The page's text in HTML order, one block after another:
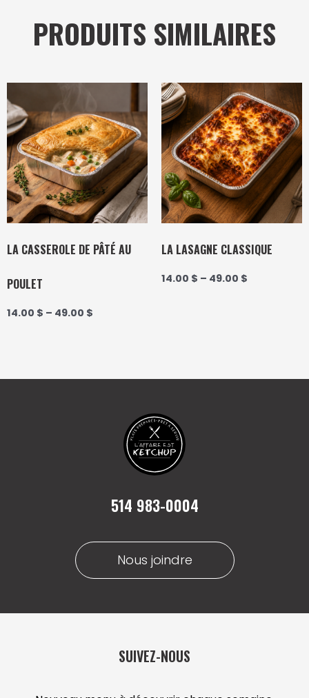
PRODUITS SIMILAIRES
LA CASSEROLE DE PÂTÉ AU
POULET
14.00 $ – 49.00 $
LA LASAGNE CLASSIQUE
14.00 $ – 49.00 $
514 983-0004
Nous joindre
SUIVEZ-NOUS